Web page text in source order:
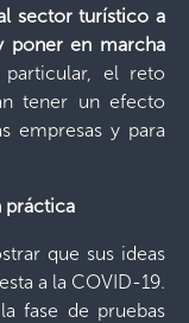
sector turístico a
poner en marcha
el reto
tener un efecto
empresas y para
práctica
que sus ideas
a la COVID-19.
fase de pruebas